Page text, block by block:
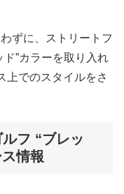
ずに、ストリートフ
”カラーを取り入れ
上でのスタイルをさ
フ “ブレッ
情報